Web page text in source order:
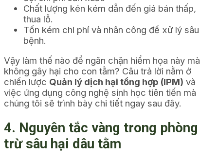
Chất lượng kén kém dẫn đến giá bán thấp,
thua lỗ.
Tốn kém chi phí và nhân công để xử lý sâu
bệnh.
Vậy làm thế nào để ngăn chặn hiểm họa này mà
không gây hại cho con tằm? Câu trả lời nằm ở
chiến lược Quản lý dịch hại tổng hợp (IPM) và
việc ứng dụng công nghệ sinh học tiên tiến mà
chúng tôi sẽ trình bày chi tiết ngay sau đây.
4. Nguyên tắc vàng trong phòng
trừ sâu hại dâu tằm